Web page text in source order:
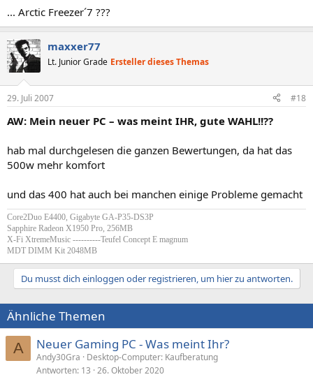
... Arctic Freezer´7 ???
maxxer77
Lt. Junior Grade Ersteller dieses Themas
29. Juli 2007 #18
AW: Mein neuer PC – was meint IHR, gute WAHL!!??
hab mal durchgelesen die ganzen Bewertungen, da hat das
500w mehr komfort
und das 400 hat auch bei manchen einige Probleme gemacht
Core2Duo E4400, Gigabyte GA-P35-DS3P
Sapphire Radeon X1950 Pro, 256MB
X-Fi XtremeMusic ----------Teufel Concept E magnum
MDT DIMM Kit 2048MB
Du musst dich einloggen oder registrieren, um hier zu antworten.
Ähnliche Themen
A Neuer Gaming PC - Was meint Ihr?
Andy30Gra
Desktop-Computer: Kaufberatung
Antworten 13 26. Oktober 2020